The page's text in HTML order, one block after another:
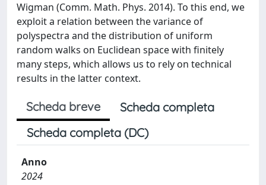
Wigman (Comm. Math. Phys. 2014). To this end, we
exploit a relation between the variance of
polyspectra and the distribution of uniform
random walks on Euclidean space with finitely
many steps, which allows us to rely on technical
results in the latter context.
Scheda breve
Scheda completa
Scheda completa (DC)
Anno
2024